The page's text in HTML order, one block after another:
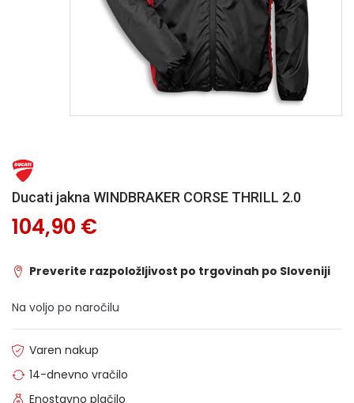
Ducati jakna WINDBRAKER CORSE THRILL 2.0
104,90 €
Preverite razpoložljivost po trgovinah po Sloveniji
Na voljo po naročilu
Varen nakup
14-dnevno vračilo
Enostavno plačilo